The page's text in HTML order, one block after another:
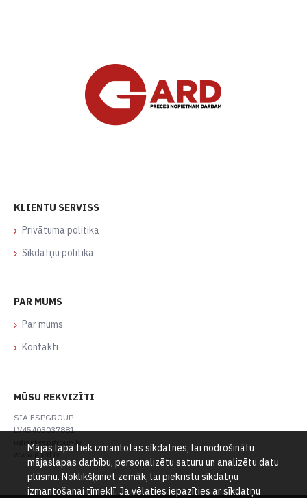
KLIENTU SERVISS
Privātuma politika
Sīkdatņu politika
PAR MUMS
Par mums
Kontakti
MŪSU REKVIZĪTI
SIA ESPGROUP
LV45403037881
ugis@espgroup.lv
www.gard.lv
Mājas lapā tiek izmantotas sīkdatnes, lai nodrošinātu
mājaslapas darbību, personalizētu saturu un analizētu datu
plūsmu. Noklikšķiniet zemāk, lai piekristu sīkdatņu
izmantošanai tīmeklī. Ja vēlaties iepazīties ar sīkdatņu